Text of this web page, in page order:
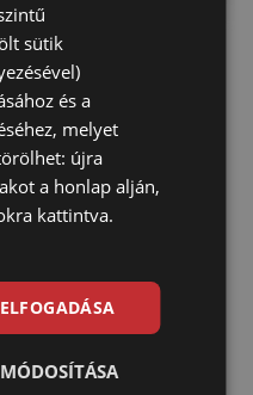
sütik
és a
melyet
újra
a honlap alján,
kattintva.